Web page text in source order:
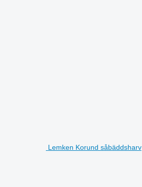
Lemken Korund såbäddsharv